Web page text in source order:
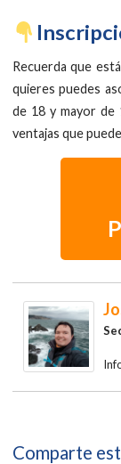
Recuerda que
quieres puedes
de 18 y mayor de
ventajas que
Comparte